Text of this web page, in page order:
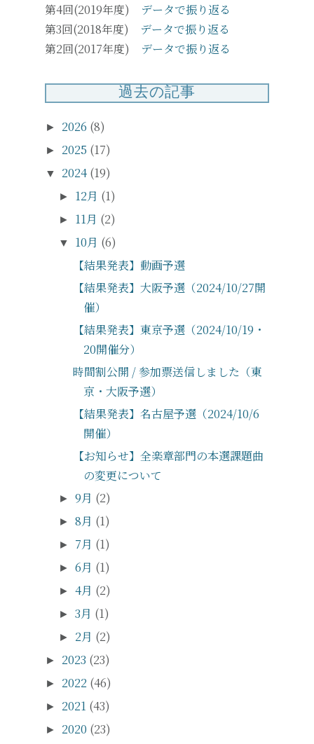
第4回(2019年度) データで振り返る
第3回(2018年度) データで振り返る
第2回(2017年度) データで振り返る
過去の記事
► 2026 (8)
► 2025 (17)
▼ 2024 (19)
► 12月 (1)
► 11月 (2)
▼ 10月 (6)
【結果発表】動画予選
【結果発表】大阪予選（2024/10/27開
催）
【結果発表】東京予選（2024/10/19・
20開催分）
時間割公開 / 参加票送信しました（東
京・大阪予選）
【結果発表】名古屋予選（2024/10/6
開催）
【お知らせ】全楽章部門の本選課題曲
の変更について
►9月 (2)
►8月 (1)
► 7月 (1)
►6月 (1)
►4月 (2)
►3月 (1)
► 2月 (2)
► 2023 (23)
► 2022 (46)
► 2021 (43)
► 2020 (23)